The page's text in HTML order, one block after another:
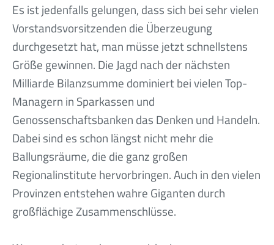
Es ist jedenfalls gelungen, dass sich bei sehr vielen
Vorstandsvorsitzenden die Überzeugung
durchgesetzt hat, man müsse jetzt schnellstens
Größe gewinnen. Die Jagd nach der nächsten
Milliarde Bilanzsumme dominiert bei vielen Top-
Managern in Sparkassen und
Genossenschaftsbanken das Denken und Handeln.
Dabei sind es schon längst nicht mehr die
Ballungsräume, die die ganz großen
Regionalinstitute hervorbringen. Auch in den vielen
Provinzen entstehen wahre Giganten durch
großflächige Zusammenschlüsse.